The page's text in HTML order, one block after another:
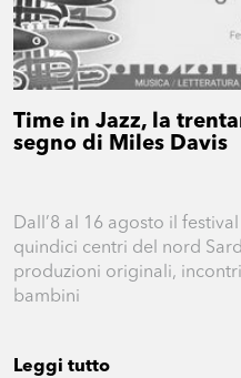
Time in Jazz, la
segno di Miles Davis
Dall’8 al 16 agosto il
quindici centri del nord
produzioni originali,
bambini
Leggi tutto